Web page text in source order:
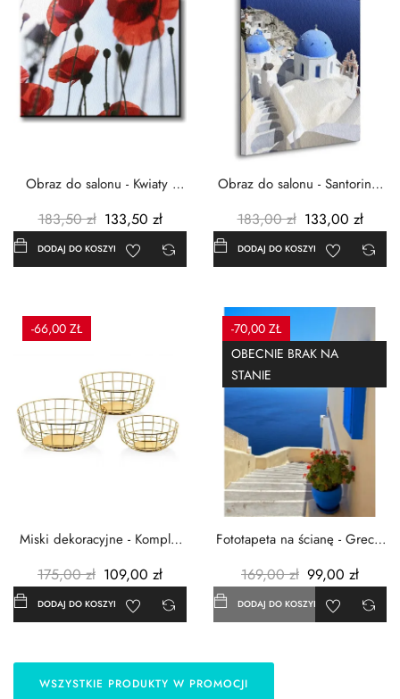
Obraz do salonu - Kwiaty -
183,50 zł 133,50 zł
DODAJ DO KOSZYKA
Obraz do salonu - Santorini -
183,00 zł 133,00 zł
DODAJ DO KOSZYKA
-66,00 ZŁ
Miski dekoracyjne - Komplet
175,00 zł 109,00 zł
DODAJ DO KOSZYKA
-70,00 ZŁ
OBECNIE BRAK NA
STANIE
Fototapeta na ścianę - Grecja
169,00 zł 99,00 zł
DODAJ DO KOSZYKA
WSZYSTKIE PRODUKTY W PROMOCJI